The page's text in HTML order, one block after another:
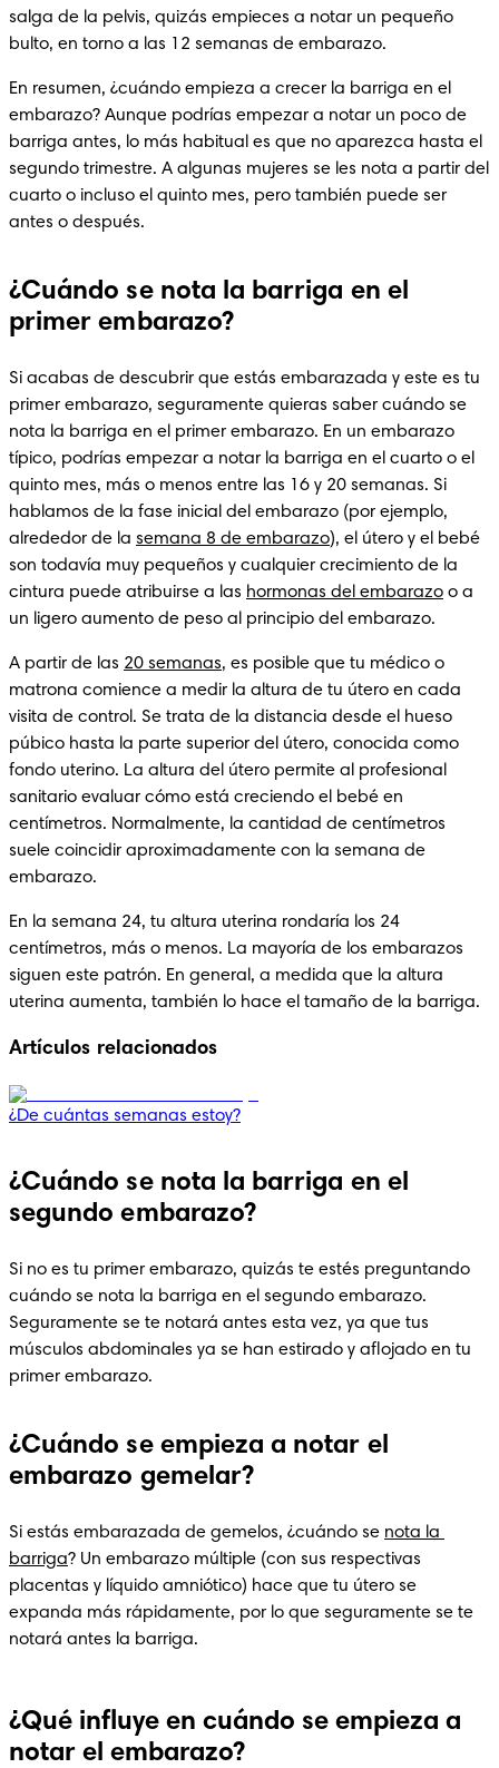
salga de la pelvis, quizás empieces a notar un pequeño
bulto, en torno a las 12 semanas de embarazo.
En resumen, ¿cuándo empieza a crecer la barriga en el
embarazo? Aunque podrías empezar a notar un poco de
barriga antes, lo más habitual es que no aparezca hasta el
segundo trimestre. A algunas mujeres se les nota a partir del
cuarto o incluso el quinto mes, pero también puede ser
antes o después.
¿Cuándo se nota la barriga en el
primer embarazo?
Si acabas de descubrir que estás embarazada y este es tu
primer embarazo, seguramente quieras saber cuándo se
nota la barriga en el primer embarazo. En un embarazo
típico, podrías empezar a notar la barriga en el cuarto o el
quinto mes, más o menos entre las 16 y 20 semanas. Si
hablamos de la fase inicial del embarazo (por ejemplo,
alrededor de la semana 8 de embarazo), el útero y el bebé
son todavía muy pequeños y cualquier crecimiento de la
cintura puede atribuirse a las hormonas del embarazo o a
un ligero aumento de peso al principio del embarazo.
A partir de las 20 semanas, es posible que tu médico o
matrona comience a medir la altura de tu útero en cada
visita de control. Se trata de la distancia desde el hueso
púbico hasta la parte superior del útero, conocida como
fondo uterino. La altura del útero permite al profesional
sanitario evaluar cómo está creciendo el bebé en
centímetros. Normalmente, la cantidad de centímetros
suele coincidir aproximadamente con la semana de
embarazo.
En la semana 24, tu altura uterina rondaría los 24
centímetros, más o menos. La mayoría de los embarazos
siguen este patrón. En general, a medida que la altura
uterina aumenta, también lo hace el tamaño de la barriga.
Artículos relacionados
¿De cuántas semanas estoy?
¿Cuándo se nota la barriga en el
segundo embarazo?
Si no es tu primer embarazo, quizás te estés preguntando
cuándo se nota la barriga en el segundo embarazo.
Seguramente se te notará antes esta vez, ya que tus
músculos abdominales ya se han estirado y aflojado en tu
primer embarazo.
¿Cuándo se empieza a notar el
embarazo gemelar?
Si estás embarazada de gemelos, ¿cuándo se nota la
barriga? Un embarazo múltiple (con sus respectivas
placentas y líquido amniótico) hace que tu útero se
expanda más rápidamente, por lo que seguramente se te
notará antes la barriga.
¿Qué influye en cuándo se empieza a
notar el embarazo?